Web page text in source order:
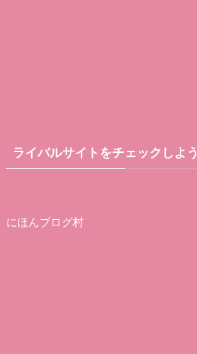
ライバルサイトをチェックしよう
にほんブログ村